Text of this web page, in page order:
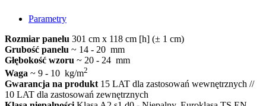
Parametry
Rozmiar panelu 301 cm x 118 cm [h] (± 1 cm)
Grubość panelu ~ 14 - 20 mm
Głębokość wzoru ~ 20 - 24 mm
Waga ~ 9 - 10 kg/m2
Gwarancja na produkt 15 LAT dla zastosowań wewnętrznych //
10 LAT dla zastosowań zewnętrznych